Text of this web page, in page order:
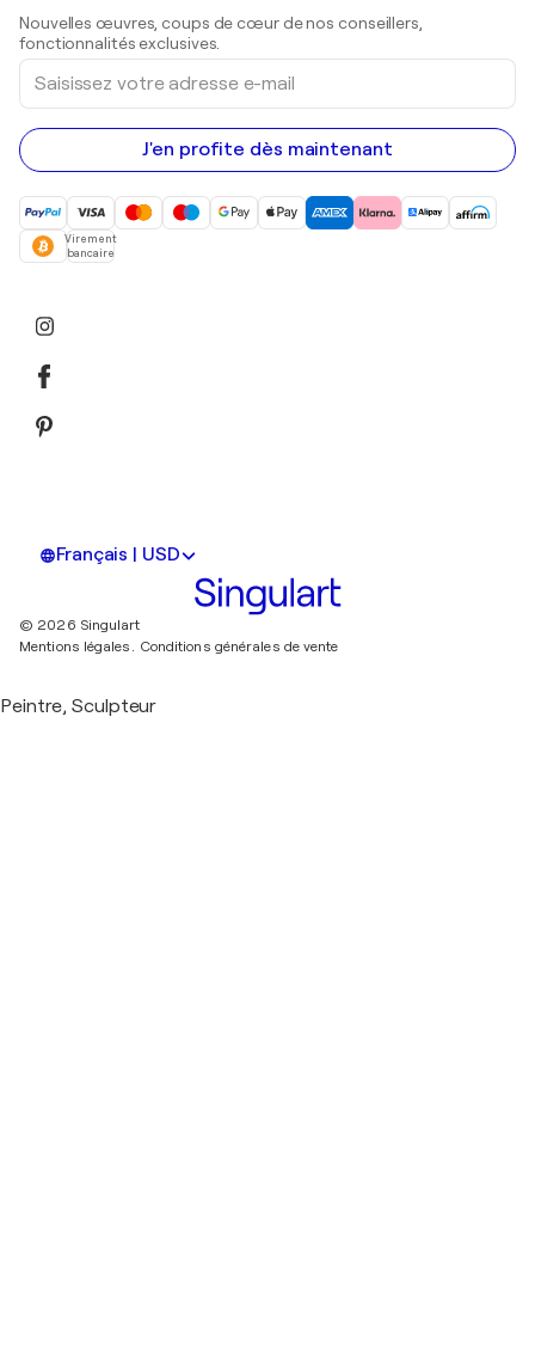
Peintures acryliques
Nouvelles œuvres, coups de cœur de nos conseillers,
fonctionnalités exclusives.
Saisissez
votre
adresse
e-
mail
J'en profite dès maintenant
Virement
bancaire
Français | USD
© 2026 Singulart
Mentions légales. Conditions générales de vente
Peintre, Sculpteur